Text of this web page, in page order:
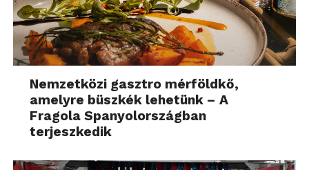
Nemzetközi gasztro mérföldkő,
amelyre büszkék lehetünk – A
Fragola Spanyolországban
terjeszkedik